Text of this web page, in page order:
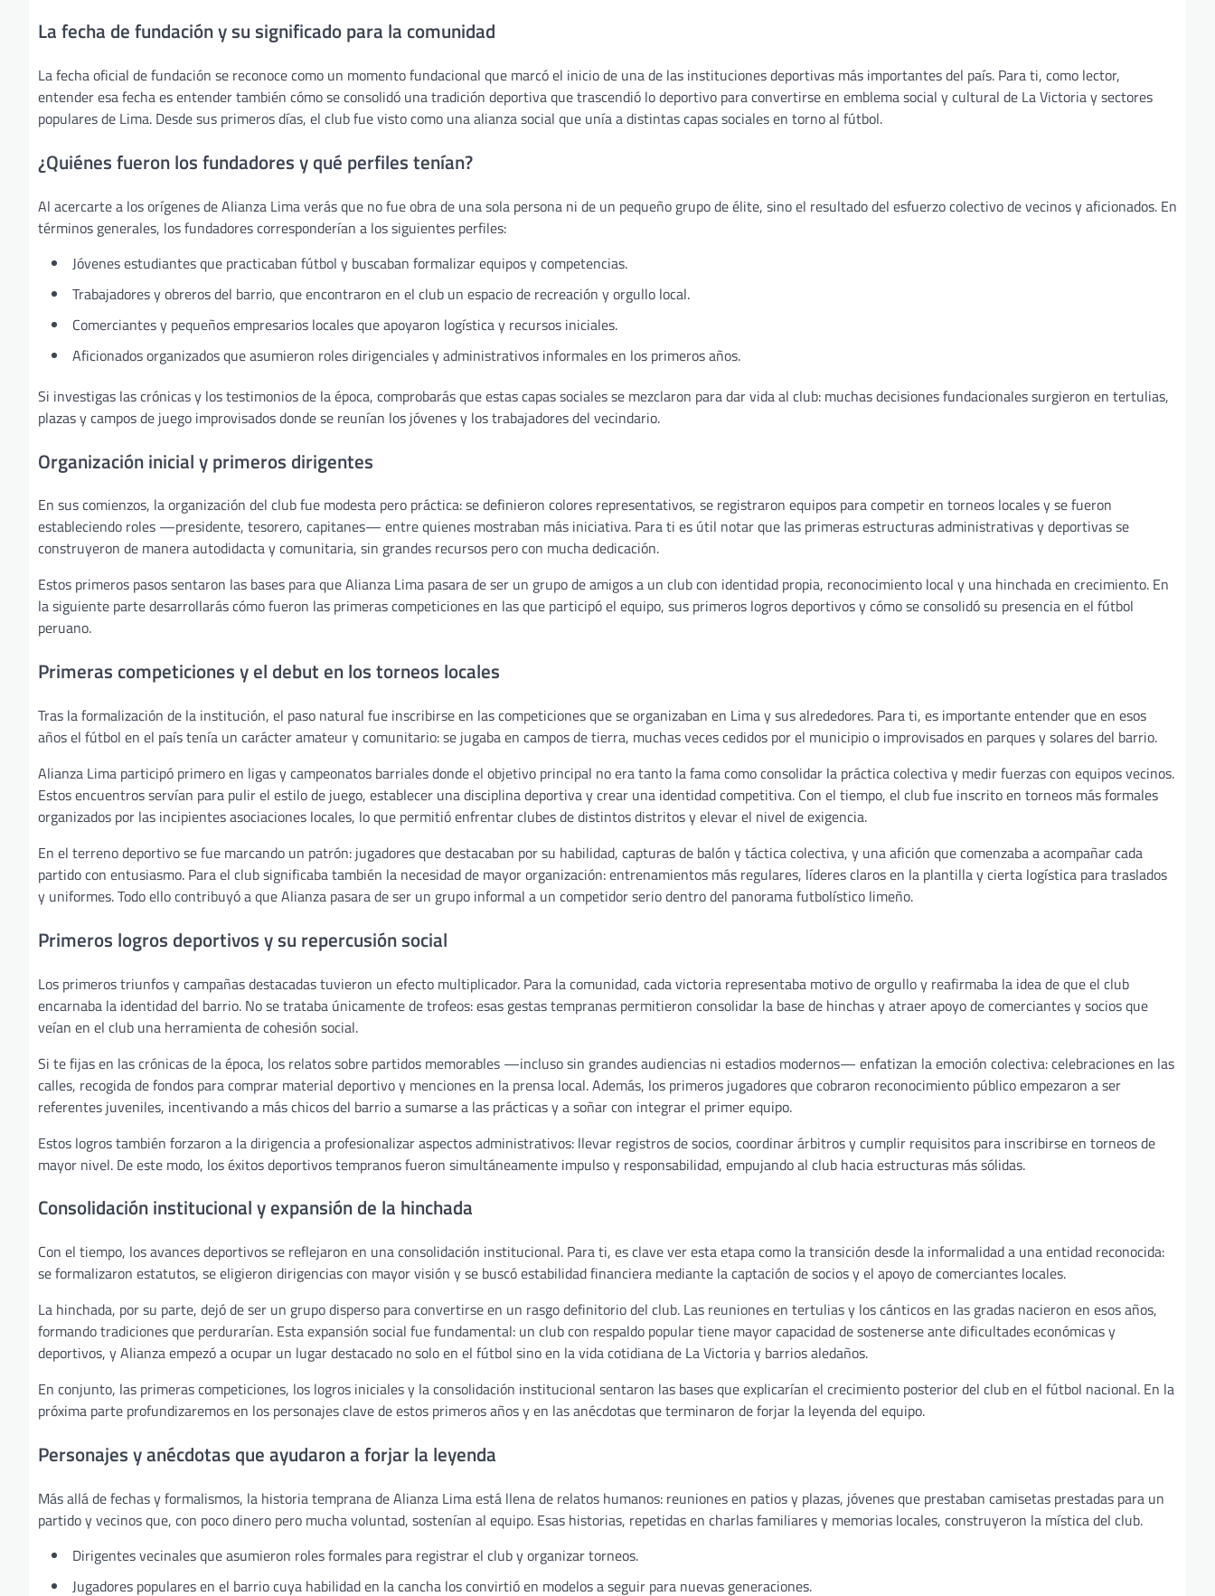
La fecha de fundación y su significado para la comunidad
La fecha oficial de fundación se reconoce como un momento fundacional que marcó el inicio de una de las instituciones deportivas más importantes del país. Para ti, como lector,
entender esa fecha es entender también cómo se consolidó una tradición deportiva que trascendió lo deportivo para convertirse en emblema social y cultural de La Victoria y sectores
populares de Lima. Desde sus primeros días, el club fue visto como una alianza social que unía a distintas capas sociales en torno al fútbol.
¿Quiénes fueron los fundadores y qué perfiles tenían?
Al acercarte a los orígenes de Alianza Lima verás que no fue obra de una sola persona ni de un pequeño grupo de élite, sino el resultado del esfuerzo colectivo de vecinos y aficionados. En
términos generales, los fundadores corresponderían a los siguientes perfiles:
Jóvenes estudiantes que practicaban fútbol y buscaban formalizar equipos y competencias.
Trabajadores y obreros del barrio, que encontraron en el club un espacio de recreación y orgullo local.
Comerciantes y pequeños empresarios locales que apoyaron logística y recursos iniciales.
Aficionados organizados que asumieron roles dirigenciales y administrativos informales en los primeros años.
Si investigas las crónicas y los testimonios de la época, comprobarás que estas capas sociales se mezclaron para dar vida al club: muchas decisiones fundacionales surgieron en tertulias,
plazas y campos de juego improvisados donde se reunían los jóvenes y los trabajadores del vecindario.
Organización inicial y primeros dirigentes
En sus comienzos, la organización del club fue modesta pero práctica: se definieron colores representativos, se registraron equipos para competir en torneos locales y se fueron
estableciendo roles —presidente, tesorero, capitanes— entre quienes mostraban más iniciativa. Para ti es útil notar que las primeras estructuras administrativas y deportivas se
construyeron de manera autodidacta y comunitaria, sin grandes recursos pero con mucha dedicación.
Estos primeros pasos sentaron las bases para que Alianza Lima pasara de ser un grupo de amigos a un club con identidad propia, reconocimiento local y una hinchada en crecimiento. En
la siguiente parte desarrollarás cómo fueron las primeras competiciones en las que participó el equipo, sus primeros logros deportivos y cómo se consolidó su presencia en el fútbol
peruano.
Primeras competiciones y el debut en los torneos locales
Tras la formalización de la institución, el paso natural fue inscribirse en las competiciones que se organizaban en Lima y sus alrededores. Para ti, es importante entender que en esos
años el fútbol en el país tenía un carácter amateur y comunitario: se jugaba en campos de tierra, muchas veces cedidos por el municipio o improvisados en parques y solares del barrio.
Alianza Lima participó primero en ligas y campeonatos barriales donde el objetivo principal no era tanto la fama como consolidar la práctica colectiva y medir fuerzas con equipos vecinos.
Estos encuentros servían para pulir el estilo de juego, establecer una disciplina deportiva y crear una identidad competitiva. Con el tiempo, el club fue inscrito en torneos más formales
organizados por las incipientes asociaciones locales, lo que permitió enfrentar clubes de distintos distritos y elevar el nivel de exigencia.
En el terreno deportivo se fue marcando un patrón: jugadores que destacaban por su habilidad, capturas de balón y táctica colectiva, y una afición que comenzaba a acompañar cada
partido con entusiasmo. Para el club significaba también la necesidad de mayor organización: entrenamientos más regulares, líderes claros en la plantilla y cierta logística para traslados
y uniformes. Todo ello contribuyó a que Alianza pasara de ser un grupo informal a un competidor serio dentro del panorama futbolístico limeño.
Primeros logros deportivos y su repercusión social
Los primeros triunfos y campañas destacadas tuvieron un efecto multiplicador. Para la comunidad, cada victoria representaba motivo de orgullo y reafirmaba la idea de que el club
encarnaba la identidad del barrio. No se trataba únicamente de trofeos: esas gestas tempranas permitieron consolidar la base de hinchas y atraer apoyo de comerciantes y socios que
veían en el club una herramienta de cohesión social.
Si te fijas en las crónicas de la época, los relatos sobre partidos memorables —incluso sin grandes audiencias ni estadios modernos— enfatizan la emoción colectiva: celebraciones en las
calles, recogida de fondos para comprar material deportivo y menciones en la prensa local. Además, los primeros jugadores que cobraron reconocimiento público empezaron a ser
referentes juveniles, incentivando a más chicos del barrio a sumarse a las prácticas y a soñar con integrar el primer equipo.
Estos logros también forzaron a la dirigencia a profesionalizar aspectos administrativos: llevar registros de socios, coordinar árbitros y cumplir requisitos para inscribirse en torneos de
mayor nivel. De este modo, los éxitos deportivos tempranos fueron simultáneamente impulso y responsabilidad, empujando al club hacia estructuras más sólidas.
Consolidación institucional y expansión de la hinchada
Con el tiempo, los avances deportivos se reflejaron en una consolidación institucional. Para ti, es clave ver esta etapa como la transición desde la informalidad a una entidad reconocida:
se formalizaron estatutos, se eligieron dirigencias con mayor visión y se buscó estabilidad financiera mediante la captación de socios y el apoyo de comerciantes locales.
La hinchada, por su parte, dejó de ser un grupo disperso para convertirse en un rasgo definitorio del club. Las reuniones en tertulias y los cánticos en las gradas nacieron en esos años,
formando tradiciones que perdurarían. Esta expansión social fue fundamental: un club con respaldo popular tiene mayor capacidad de sostenerse ante dificultades económicas y
deportivos, y Alianza empezó a ocupar un lugar destacado no solo en el fútbol sino en la vida cotidiana de La Victoria y barrios aledaños.
En conjunto, las primeras competiciones, los logros iniciales y la consolidación institucional sentaron las bases que explicarían el crecimiento posterior del club en el fútbol nacional. En la
próxima parte profundizaremos en los personajes clave de estos primeros años y en las anécdotas que terminaron de forjar la leyenda del equipo.
Personajes y anécdotas que ayudaron a forjar la leyenda
Más allá de fechas y formalismos, la historia temprana de Alianza Lima está llena de relatos humanos: reuniones en patios y plazas, jóvenes que prestaban camisetas prestadas para un
partido y vecinos que, con poco dinero pero mucha voluntad, sostenían al equipo. Esas historias, repetidas en charlas familiares y memorias locales, construyeron la mística del club.
Dirigentes vecinales que asumieron roles formales para registrar el club y organizar torneos.
Jugadores populares en el barrio cuya habilidad en la cancha los convirtió en modelos a seguir para nuevas generaciones.